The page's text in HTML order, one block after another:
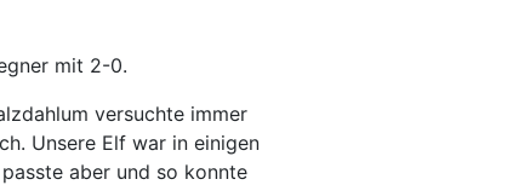
mit 2-0.
versuchte immer
Unsere Elf war in einigen
aber und so konnte